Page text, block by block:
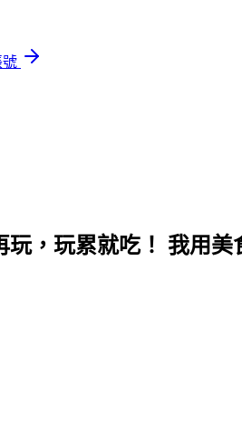
號
，玩累就吃！ 我用